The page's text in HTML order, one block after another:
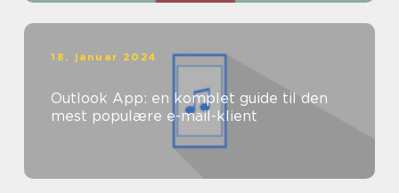
18. januar 2024
Outlook App: en komplet guide til den
mest populære e-mail-klient